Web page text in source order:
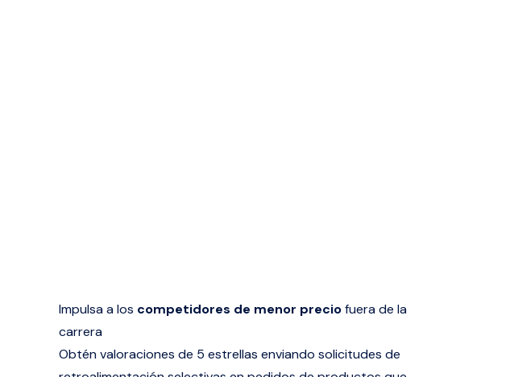
Impulsa a los competidores de menor preciofuera de la
carrera
Obtén valoraciones de 5 estrellas enviando solicitudes de